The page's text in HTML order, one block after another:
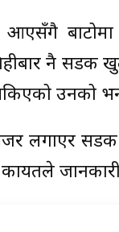
बाटोमा
नै सडक
उनको
लगाएर सडक
जानकारी